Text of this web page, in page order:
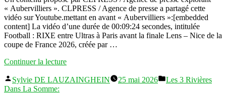
« Aubervilliers ». CLPRESS / Agence de presse a partagé cette
vidéo sur Youtube.mettant en avant « Aubervilliers »:[embedded
content] La vidéo d’une durée de 00:09:24 secondes, intitulée
Football : RIXE entre Ultras à Paris avant la finale Lens – Nice de la
coupe de France 2026, créée par …
Continuer la lecture« Aubervilliers,Football
RIXE
Publié
par
Sylvie DE LAUZAINGHEIN 25 mai 2026
Publié
Les 3 Rivières
Dans La Somme: